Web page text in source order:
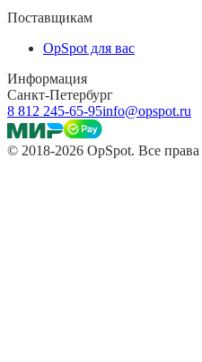
Поставщикам
OpSpot для вас
Информация
Санкт-Петербург
8 812 245-65-95info@opspot.ru
© 2018-2026 OpSpot. Все